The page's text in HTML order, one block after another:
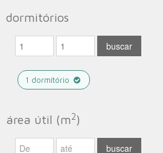
dormitórios
1 dormitório
área útil (m2)